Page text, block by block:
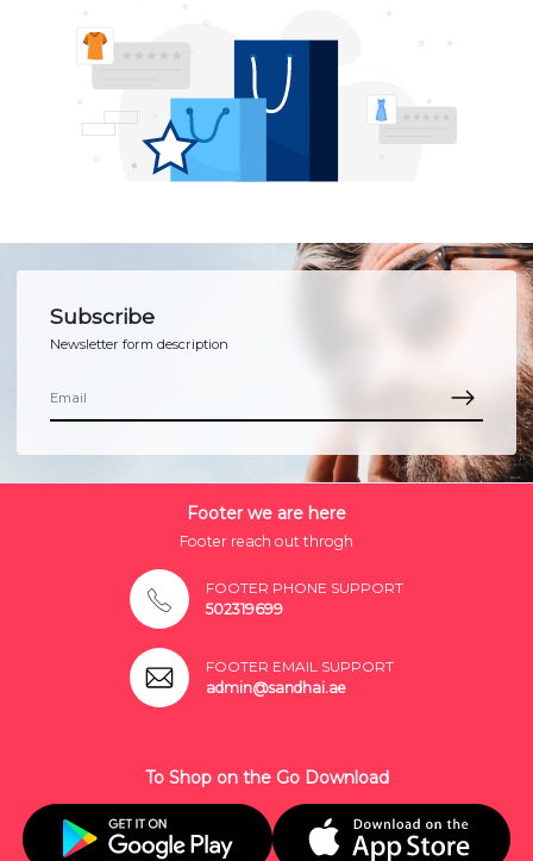
Subscribe
Newsletter form description
Footer we are here
Footer reach out throgh
FOOTER PHONE SUPPORT
502319699
FOOTER EMAIL SUPPORT
admin@sandhai.ae
To Shop on the Go Download